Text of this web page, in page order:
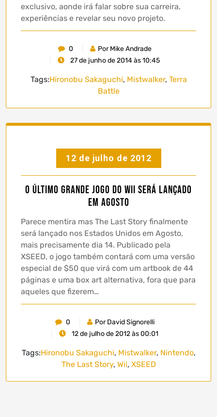
exclusivo, aonde irá falar sobre sua carreira,
experiências e revelar seu novo projeto.
0
Por Mike Andrade
27 de junho de 2014 às 10:45
Tags:Hironobu Sakaguchi, Mistwalker, Terra
Battle
12 de julho de 2012
O último grande jogo do Wii será lançado
em Agosto
Parece mentira mas The Last Story finalmente
será lançado nos Estados Unidos em Agosto,
mais precisamente dia 14. Publicado pela
XSEED, o jogo também contará com uma versão
especial de $50 que virá com um artbook de 44
páginas e uma box art alternativa, fora que para
aqueles que fizerem…
0
Por David Signorelli
12 de julho de 2012 às 00:01
Tags:Hironobu Sakaguchi, Mistwalker, Nintendo,
The Last Story, Wii, XSEED